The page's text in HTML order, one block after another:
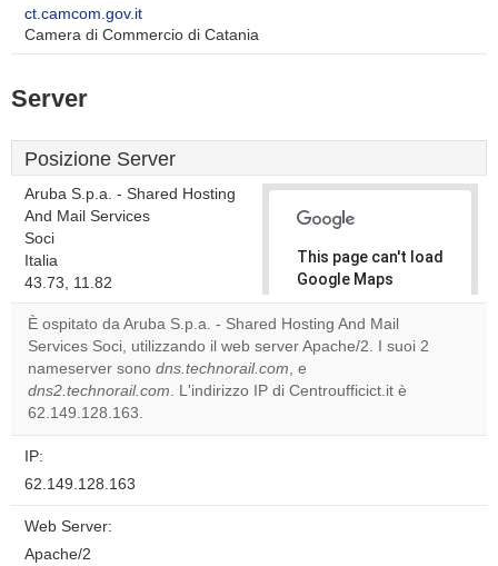
ct.camcom.gov.it
Camera di Commercio di Catania
Server
Posizione Server
Aruba S.p.a. - Shared Hosting
And Mail Services
Soci
Italia
43.73, 11.82
This page can't load
Google Maps
correctly.
Do you
website?
È ospitato da Aruba S.p.a. - Shared Hosting And Mail
Services Soci, utilizzando il web server Apache/2. I suoi 2
nameserver sono dns.technorail.com, e
dns2.technorail.com. L'indirizzo IP di Centroufficict.it è
62.149.128.163.
IP:
62.149.128.163
Web Server:
Apache/2